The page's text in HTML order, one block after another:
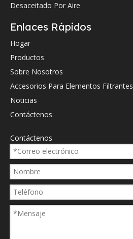
Referencia cruzada de OEM.
1020023893
HY15052
PI5130PS6
PI5130SM6
PI5130SMX6
Sh84143
SL090E05B4
Desaceitado Por Aire
Enlaces Rápidos
Hogar
Productos
Sobre Nosotros
Accesorios Para Elementos Filtrantes
Noticias
Contáctenos
Contáctenos